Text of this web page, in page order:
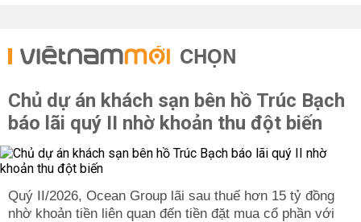
CHỌN
Chủ dự án khách sạn bên hồ Trúc Bạch
báo lãi quý II nhờ khoản thu đột biến
Quý II/2026, Ocean Group lãi sau thuế hơn 15 tỷ đồng
nhờ khoản tiền liên quan đến tiền đặt mua cổ phần với